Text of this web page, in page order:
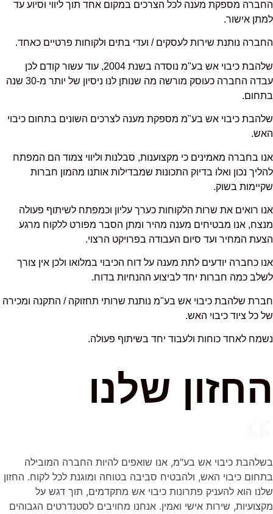
החברה מספקת מענה לכל הצרכים במקום אחד תוך ליווי וסיוע עד
למתן אישור.
החברה נותנת שירות לעסקים / ועדי בתים ולקוחות פרטיים כאחד.
שלהבת כיבוי אש בע"מ נוסדה בשנת 2004, עוד עשור קודם לכן
עבדה החברה כעוסק
מורשה מה שנותן לנו ניסיון של יותר מ-30 שנה
בתחום.
שלהבת כיבוי אש בע"מ מספקת מענה לצרכים השונים בתחום כיבוי
האש.
אנו בחברה מאמינים כי מקצוענות, סבלנות וליווי צמוד הם המפתח
להליך נכון ואלו בדיוק התכונות שמבדילות אותנו מהמון חברות
שקיימות בשוק.
אנו רואים את שרות הלקוחות כערך עליון וכמפתח לשיתוף פעולה
מנצח, אנו מבטיחים מענה מהיר ומתן הסבר מפורט ללקוח מרגע
הצעת המחיר ועד סיום העבודה בפרויקט הרצוי.
אנו כחברה יודעים לתת מענה על דוח הכיבוי במלואו ולכן אין צורך
לשלב כמה חברות יחד לביצוע ההנחיות בדוח.
חברת שלהבת כיבוי אש בע"מ נותנת שרותי תחזוקה / התקנה ומכירה
של כל ציוד כיבוי האש.
נשמח לאחד כוחות ולעבוד יחד בשיתוף פעולה.
החזון שלנו
בשלהבת כיבוי אש בע"מ, אנו שואפים להיות החברה המובילה
בתחום כיבוי האש, ולהבטיח סביבה בטוחה ומוגנת לכל לקוח. החזון
שלנו הוא להעניק פתרונות כיבוי אש מתקדמים, תוך דגש על
מקצועיות, שירות אישי ואמין. אנחנו מחויבים לסטנדרטים הגבוהים